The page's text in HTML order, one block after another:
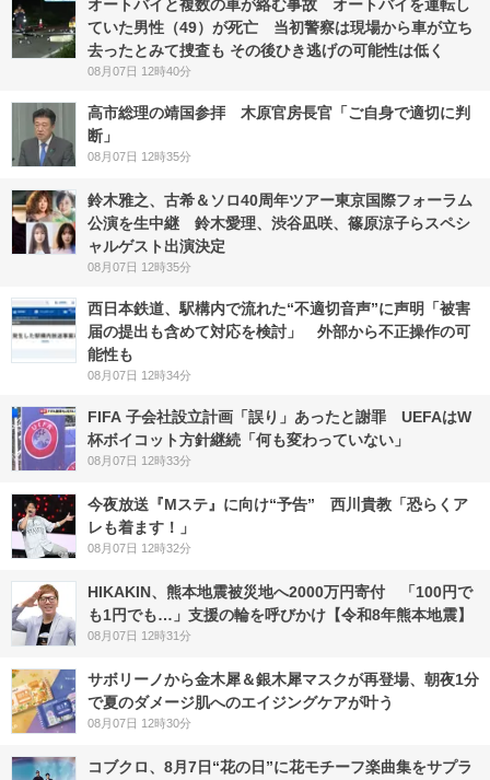
オートバイと複数の車が絡む事故 オートバイを運転し
ていた男性（49）が死亡 当初警察は現場から車が立ち
去ったとみて捜査も その後ひき逃げの可能性は低く
08月07日 12時40分
高市総理の靖国参拝 木原官房長官「ご自身で適切に判
断」
08月07日 12時35分
鈴木雅之、古希＆ソロ40周年ツアー東京国際フォーラム
公演を生中継 鈴木愛理、渋谷凪咲、篠原涼子らスペシ
ャルゲスト出演決定
08月07日 12時35分
西日本鉄道、駅構内で流れた“不適切音声”に声明「被害
届の提出も含めて対応を検討」 外部から不正操作の可
能性も
08月07日 12時34分
FIFA 子会社設立計画「誤り」あったと謝罪 UEFAはW
杯ボイコット方針継続「何も変わっていない」
08月07日 12時33分
今夜放送『Mステ』に向け“予告” 西川貴教「恐らくア
レも着ます！」
08月07日 12時32分
HIKAKIN、熊本地震被災地へ2000万円寄付 「100円で
も1円でも…」支援の輪を呼びかけ【令和8年熊本地震】
08月07日 12時31分
サボリーノから金木犀＆銀木犀マスクが再登場、朝夜1分
で夏のダメージ肌へのエイジングケアが叶う
08月07日 12時30分
コブクロ、8月7日“花の日”に花モチーフ楽曲集をサプラ